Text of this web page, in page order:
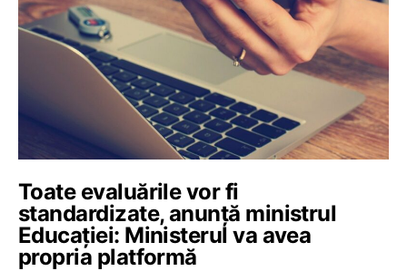
Toate evaluările vor fi
standardizate, anunță ministrul
Educației: Ministerul va avea
propria platformă